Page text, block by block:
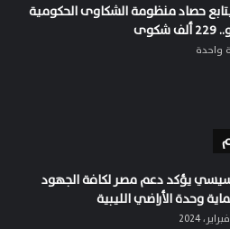
حصاد منظومة الشكاوى الحكومية
واحدة
يؤكد دعم مصـر لكافة الجهود
وحدة الأراضي الليبية